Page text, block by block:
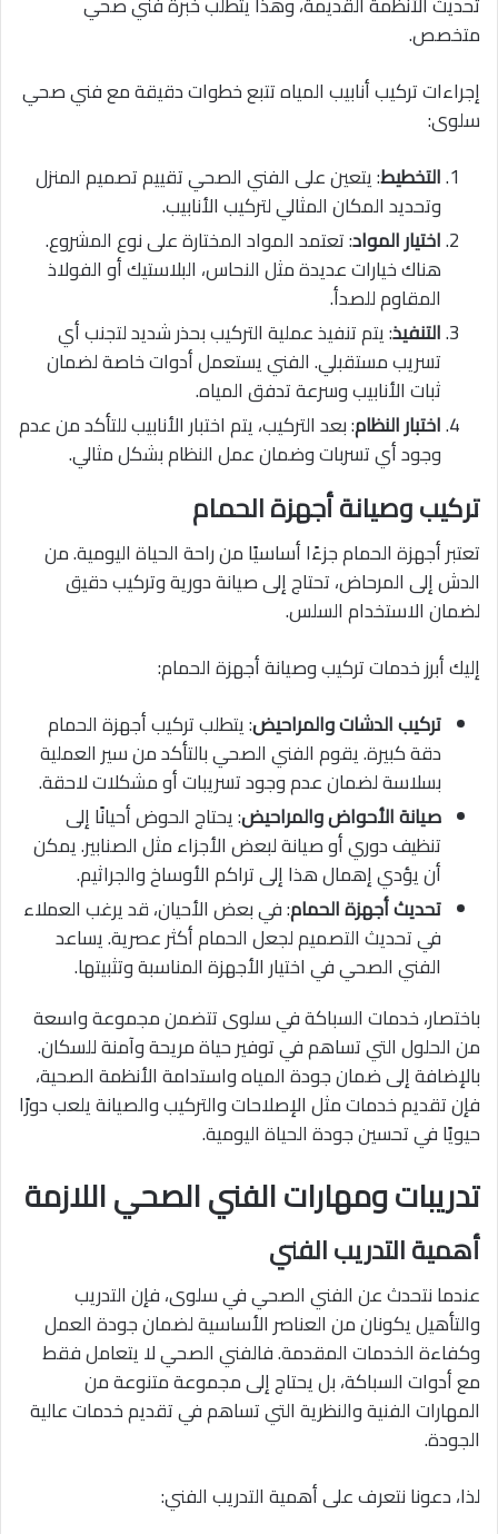
متخصص.
إجراءات تركيب أنابيب المياه تتبع خطوات دقيقة مع فني صحي
سلوى:
التخطيط: يتعين على الفني الصحي تقييم تصميم المنزل
وتحديد المكان المثالي لتركيب الأنابيب.
اختيار المواد: تعتمد المواد المختارة على نوع المشروع.
هناك خيارات عديدة مثل النحاس، البلاستيك أو الفولاذ
المقاوم للصدأ.
التنفيذ: يتم تنفيذ عملية التركيب بحذر شديد لتجنب أي
تسريب مستقبلي. الفني يستعمل أدوات خاصة لضمان
ثبات الأنابيب وسرعة تدفق المياه.
اختبار النظام: بعد التركيب، يتم اختبار الأنابيب للتأكد من عدم
وجود أي تسربات وضمان عمل النظام بشكل مثالي.
تركيب وصيانة أجهزة الحمام
تعتبر أجهزة الحمام جزءًا أساسيًا من راحة الحياة اليومية. من
الدش إلى المرحاض، تحتاج إلى صيانة دورية وتركيب دقيق
لضمان الاستخدام السلس.
إليك أبرز خدمات تركيب وصيانة أجهزة الحمام:
تركيب الدشات والمراحيض: يتطلب تركيب أجهزة الحمام
دقة كبيرة. يقوم الفني الصحي بالتأكد من سير العملية
بسلاسة لضمان عدم وجود تسريبات أو مشكلات لاحقة.
صيانة الأحواض والمراحيض: يحتاج الحوض أحيانًا إلى
تنظيف دوري أو صيانة لبعض الأجزاء مثل الصنابير. يمكن
أن يؤدي إهمال هذا إلى تراكم الأوساخ والجراثيم.
تحديث أجهزة الحمام: في بعض الأحيان، قد يرغب العملاء
في تحديث التصميم لجعل الحمام أكثر عصرية. يساعد
الفني الصحي في اختيار الأجهزة المناسبة وتثبيتها.
باختصار، خدمات السباكة في سلوى تتضمن مجموعة واسعة
من الحلول التي تساهم في توفير حياة مريحة وآمنة للسكان.
بالإضافة إلى ضمان جودة المياه واستدامة الأنظمة الصحية،
فإن تقديم خدمات مثل الإصلاحات والتركيب والصيانة يلعب دورًا
حيويًا في تحسين جودة الحياة اليومية.
تدريبات ومهارات الفني الصحي اللازمة
أهمية التدريب الفني
عندما نتحدث عن الفني الصحي في سلوى، فإن التدريب
والتأهيل يكونان من العناصر الأساسية لضمان جودة العمل
وكفاءة الخدمات المقدمة. فالفني الصحي لا يتعامل فقط
مع أدوات السباكة، بل يحتاج إلى مجموعة متنوعة من
المهارات الفنية والنظرية التي تساهم في تقديم خدمات عالية
الجودة.
لذا، دعونا نتعرف على أهمية التدريب الفني: